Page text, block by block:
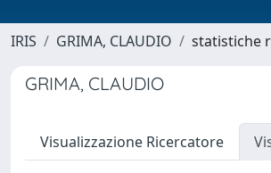
IRIS GRIMA, CLAUDIO statistiche
GRIMA, CLAUDIO
Visualizzazione Ricercatore